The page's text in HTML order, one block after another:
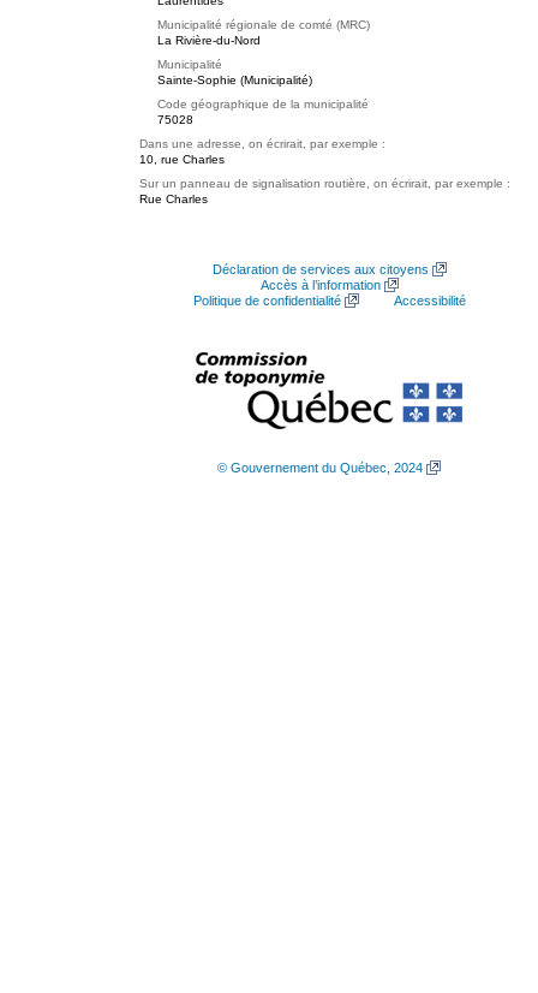
Municipalité régionale de comté (MRC)
La Rivière-du-Nord
Municipalité
Sainte-Sophie (Municipalité)
Code géographique de la municipalité
75028
Dans une adresse, on écrirait, par exemple :
10, rue Charles
Sur un panneau de signalisation routière, on écrirait, par exemple :
Rue Charles
Déclaration de services aux citoyens
Accès à l’information
Politique de confidentialité
Accessibilité
© Gouvernement du Québec, 2024